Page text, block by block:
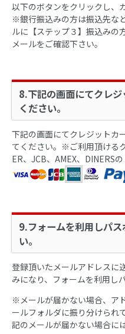
以下のボタンをクリックし、
※銀行振込みの方は振込先な
ルに【ステップ３】振込みの
メールをご確認下さい。
8.下記の画面にてクレ
ください。
下記の画面にてクレジットカ
てください。※ご利用頂ける
ER、JCB、AMEX、DINERSの
9.フォームを利用しパ
い。
登録頂いたメールアドレスに
みになり、フォームを利用し
※メールが届かない場合、ア
ールフォルダに振り分けられ
記のメールが届かない場合に